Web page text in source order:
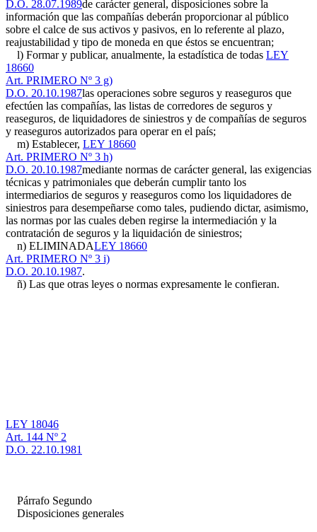
D.O. 28.07.1989de carácter general, disposiciones sobre la
información que las compañías deberán proporcionar al público
sobre el calce de sus activos y pasivos, en lo referente al plazo,
reajustabilidad y tipo de moneda en que éstos se encuentran;
l) Formar y publicar, anualmente, la estadística de todas LEY
18660
Art. PRIMERO Nº 3 g)
D.O. 20.10.1987las operaciones sobre seguros y reaseguros que
efectúen las compañías, las listas de corredores de seguros y
reaseguros, de liquidadores de siniestros y de compañías de seguros
y reaseguros autorizados para operar en el país;
m) Establecer, LEY 18660
Art. PRIMERO Nº 3 h)
D.O. 20.10.1987mediante normas de carácter general, las exigencias
técnicas y patrimoniales que deberán cumplir tanto los
intermediarios de seguros y reaseguros como los liquidadores de
siniestros para desempeñarse como tales, pudiendo dictar, asimismo,
las normas por las cuales deben regirse la intermediación y la
contratación de seguros y la liquidación de siniestros;
n) ELIMINADALEY 18660
Art. PRIMERO Nº 3 i)
D.O. 20.10.1987.
ñ) Las que otras leyes o normas expresamente le confieran.
LEY 18046
Art. 144 Nº 2
D.O. 22.10.1981
Párrafo Segundo
Disposiciones generales